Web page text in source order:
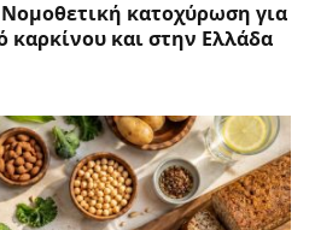
κατοχύρωση για
καρκίνου και στην Ελλάδα